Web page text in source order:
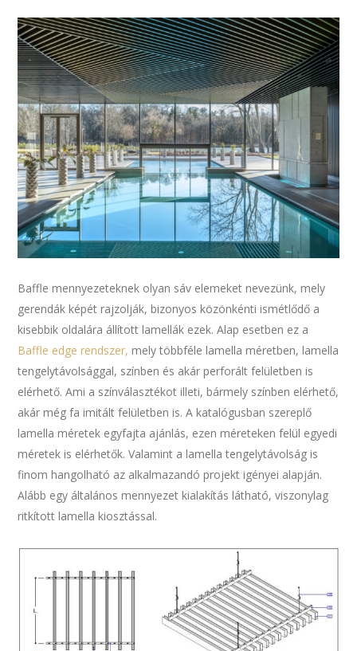
Baffle mennyezeteknek olyan sáv elemeket nevezünk, mely
gerendák képét rajzolják, bizonyos közönkénti ismétlődő a
kisebbik oldalára állított lamellák ezek. Alap esetben ez a
Baffle edge rendszer, mely többféle lamella méretben, lamella
tengelytávolsággal, színben és akár perforált felületben is
elérhető. Ami a színválasztékot illeti, bármely színben elérhető,
akár még fa imitált felületben is. A katalógusban szereplő
lamella méretek egyfajta ajánlás, ezen méreteken felül egyedi
méretek is elérhetők. Valamint a lamella tengelytávolság is
finom hangolható az alkalmazandó projekt igényei alapján.
Alább egy általános mennyezet kialakítás látható, viszonylag
ritkított lamella kiosztással.